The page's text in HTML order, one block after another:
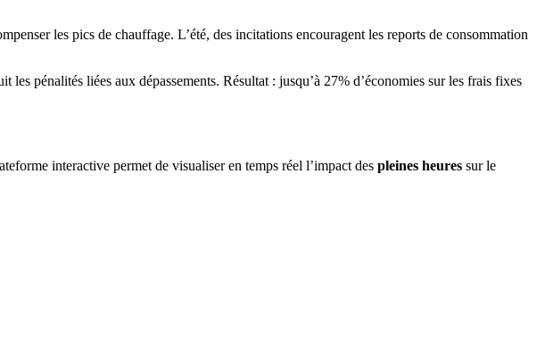
les pics de chauffage. L’été, des incitations encouragent les reports de consommation
pénalités liées aux dépassements. Résultat : jusqu’à 27% d’économies sur les frais fixes
interactive permet de visualiser en temps réel l’impact des pleines heures sur le